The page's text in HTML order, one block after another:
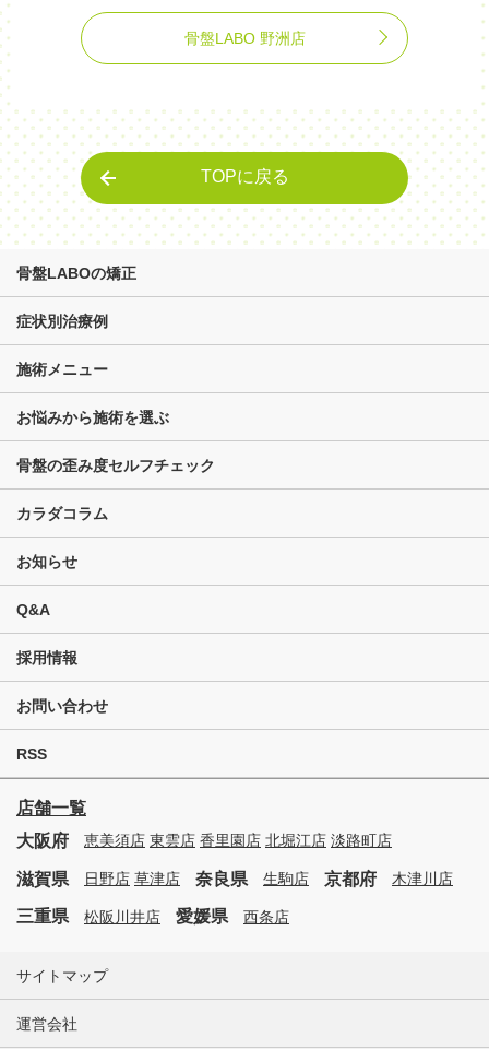
骨盤LABO 野洲店
TOPに戻る
骨盤LABOの矯正
症状別治療例
施術メニュー
お悩みから施術を選ぶ
骨盤の歪み度セルフチェック
カラダコラム
お知らせ
Q&A
採用情報
お問い合わせ
RSS
店舗一覧
大阪府
恵美須店 東雲店 香里園店 北堀江店 淡路町店
滋賀県 日野店 草津店 奈良県 生駒店 京都府 木津川店
三重県 松阪川井店 愛媛県 西条店
サイトマップ
運営会社